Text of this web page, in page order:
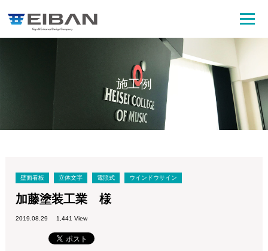
施工例
壁面看板 立体文字 電照式 ウインドウサイン
加藤塗装工業 様
2019.08.29 1,441 View